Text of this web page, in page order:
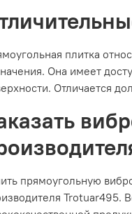
плитка
Она имеет
Отличается
прямоугольную
Trotuar495.